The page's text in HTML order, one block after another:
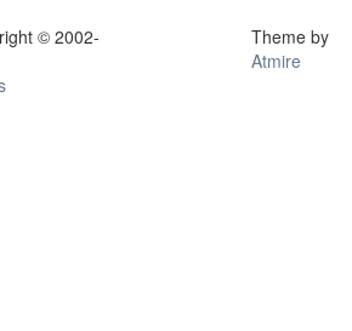
© 2002-
Theme by
Atmire